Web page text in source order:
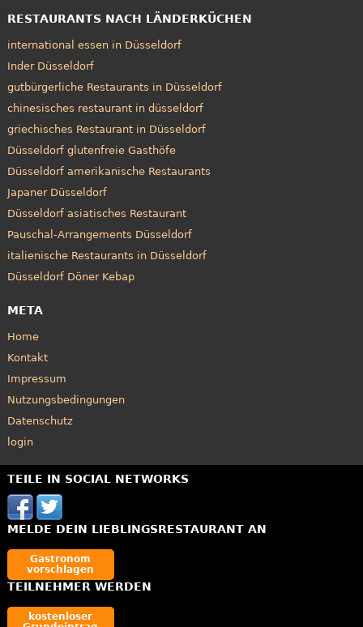
RESTAURANTS NACH LÄNDERKÜCHEN
international essen in Düsseldorf
Inder Düsseldorf
gutbürgerliche Restaurants in Düsseldorf
chinesisches restaurant in düsseldorf
griechisches Restaurant in Düsseldorf
Düsseldorf glutenfreie Gasthöfe
Düsseldorf amerikanische Restaurants
Japaner Düsseldorf
Düsseldorf asiatisches Restaurant
Pauschal-Arrangements Düsseldorf
italienische Restaurants in Düsseldorf
Düsseldorf Döner Kebap
META
Home
Kontakt
Impressum
Nutzungsbedingungen
Datenschutz
login
TEILE IN SOCIAL NETWORKS
MELDE DEIN LIEBLINGSRESTAURANT AN
Gastronom
vorschlagen
TEILNEHMER WERDEN
kostenloser